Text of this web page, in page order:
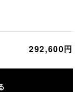
292,600円